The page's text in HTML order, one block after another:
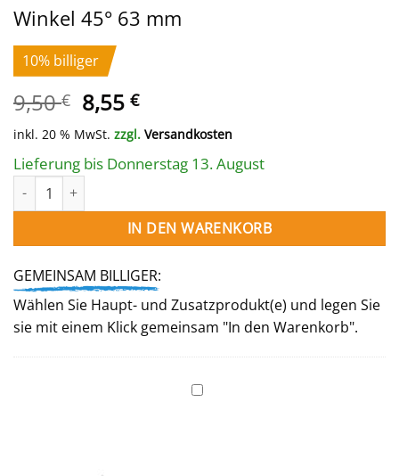
Winkel 45° 63 mm
10% billiger
9,50€ Ursprünglicher
Preis
war:
9,50 €
8,55€Aktueller
Preis
ist:
8,55 €.
inkl. 20 % MwSt. zzgl. Versandkosten
Lieferung bis Donnerstag 13. August
Winkel 45° 63 mm Menge
IN DEN WARENKORB
GEMEINSAM BILLIGER:
Wählen Sie Haupt- und Zusatzprodukt(e) und legen Sie
sie mit einem Klick gemeinsam "In den Warenkorb".
Tangit